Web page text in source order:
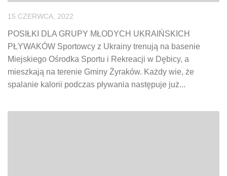
15 CZERWCA, 2022
POSIŁKI DLA GRUPY MŁODYCH UKRAIŃSKICH
PŁYWAKÓW Sportowcy z Ukrainy trenują na basenie
Miejskiego Ośrodka Sportu i Rekreacji w Dębicy, a
mieszkają na terenie Gminy Żyraków. Każdy wie, że
spalanie kalorii podczas pływania następuje już...